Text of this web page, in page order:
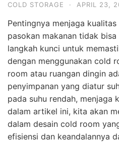
COLD STORAGE · APRIL 23,
Pentingnya menjaga
pasokan makanan tidak
langkah kunci untuk
dengan menggunakan cold
room atau ruangan dingin
penyimpanan yang diatur
pada suhu rendah, menjaga
dalam artikel ini, kita akan
dalam desain cold room
efisiensi dan keandalannya